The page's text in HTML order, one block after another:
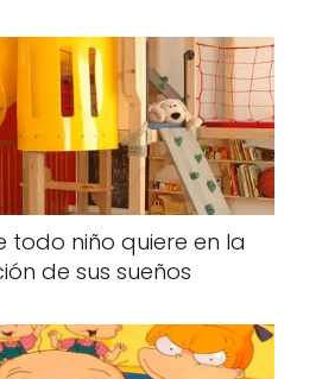
todo niño quiere en la
de sus sueños